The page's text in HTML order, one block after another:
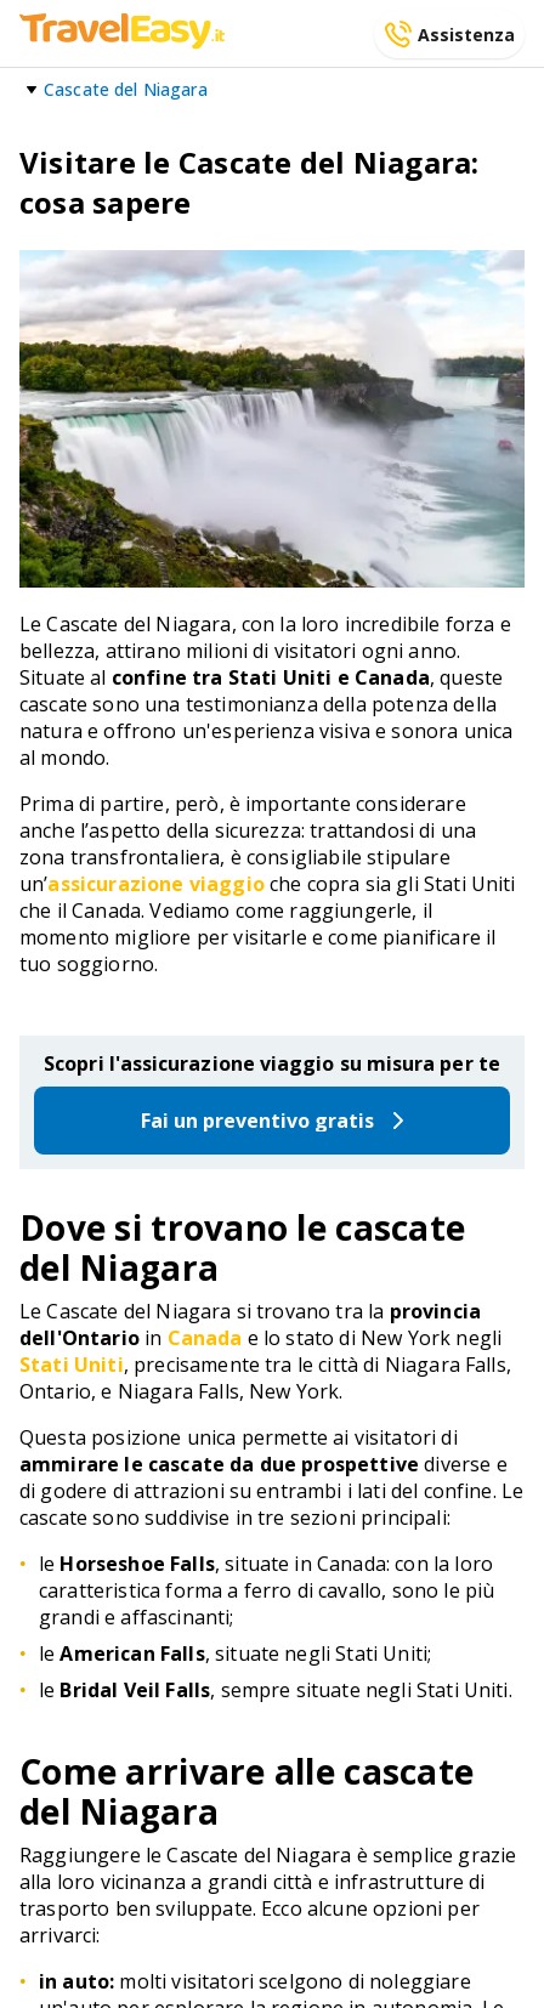
Assistenza
Cascate del Niagara
Visitare le Cascate del Niagara:
cosa sapere
Le Cascate del Niagara, con la loro incredibile forza e
bellezza, attirano milioni di visitatori ogni anno.
Situate al confine tra Stati Uniti e Canada, queste
cascate sono una testimonianza della potenza della
natura e offrono un'esperienza visiva e sonora unica
al mondo.
Prima di partire, però, è importante considerare
anche l’aspetto della sicurezza: trattandosi di una
zona transfrontaliera, è consigliabile stipulare
un’assicurazione viaggioche copra sia gli Stati Uniti
che il Canada. Vediamo come raggiungerle, il
momento migliore per visitarle e come pianificare il
tuo soggiorno.
Scopri l'assicurazione viaggio su misura per te
Fai un preventivo gratis
Dove si trovano le cascate
del Niagara
Le Cascate del Niagara si trovano tra la provincia
dell'Ontarioin Canada e lo stato di New York negli
Stati Uniti, precisamente tra le città di Niagara Falls,
Ontario, e Niagara Falls, New York.
Questa posizione unica permette ai visitatori di
ammirare le cascate da due prospettive diverse e
di godere di attrazioni su entrambi i lati del confine. Le
cascate sono suddivise in tre sezioni principali:
le Horseshoe Falls, situate in Canada: con la loro
caratteristica forma a ferro di cavallo, sono le più
grandi e affascinanti;
leAmerican Falls, situate negli Stati Uniti;
le Bridal Veil Falls, sempre situate negli Stati Uniti.
Come arrivare alle cascate
del Niagara
Raggiungere le Cascate del Niagara è semplice grazie
alla loro vicinanza a grandi città e infrastrutture di
trasporto ben sviluppate. Ecco alcune opzioni per
arrivarci:
in auto: molti visitatori scelgono di noleggiare